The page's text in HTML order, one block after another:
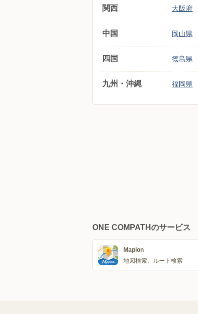
関西 大阪府
中国 岡山県
四国 徳島県
九州・沖縄 福岡県
ONE COMPATHのサービス
Mapion
地図検索、ルート検索